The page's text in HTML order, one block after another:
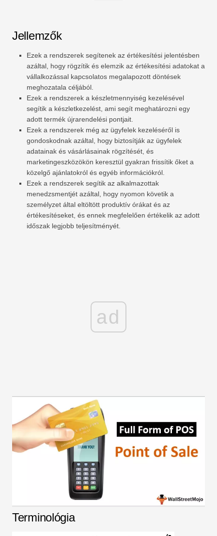
Jellemzők
Ezek a rendszerek segítenek az értékesítési jelentésben
azáltal, hogy rögzítik és elemzik az értékesítési adatokat a
vállalkozással kapcsolatos megalapozott döntések
meghozatala céljából.
Ezek a rendszerek a készletmennyiség kezelésével
segítik a készletkezelést, ami segít meghatározni egy
adott termék újrarendelési pontjait.
Ezek a rendszerek még az ügyfelek kezeléséről is
gondoskodnak azáltal, hogy biztosítják az ügyfelek
adatainak és vásárlásainak rögzítését, és
marketingeszközökön keresztül gyakran frissítik őket a
közelgő ajánlatokról és egyéb információkról.
Ezek a rendszerek segítik az alkalmazottak
menedzsmentjét azáltal, hogy nyomon követik a
személyzet által eltöltött produktív órákat és az
értékesítéseket, és ennek megfelelően értékelik az adott
időszak legjobb teljesítményét.
ad
Terminológia